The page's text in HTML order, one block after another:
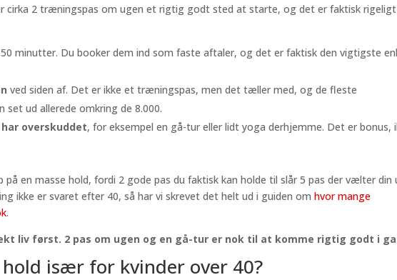
cirka 2 træningspas om ugen et rigtig godt sted at starte, og det er faktisk
minutter. Du booker dem ind som faste aftaler, og det er faktisk den vigtigste
ved siden af. Det er ikke et træningspas, men det tæller med, og de fleste
set ud allerede omkring de 8.000.
overskuddet, for eksempel en gå-tur eller lidt yoga derhjemme. Det er bonus,
på en masse hold, fordi 2 gode pas du faktisk kan holde til slår 5 pas der vælter din
ikke er svaret efter 40, så har vi skrevet det helt ud i guiden omhvor mange
.
liv først. 2 pas om ugen og en gå-tur er nok til at komme rigtig godt i
især for kvinder over 40?